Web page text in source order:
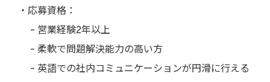
・応募資格：
– 営業経験2年以上
– 柔軟で問題解決能力の高い方
– 英語での社内コミュニケーションが円滑に行える